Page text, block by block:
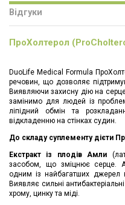
Відгуки
ПроХолтерол
DuoLife Medical Formula
речовин, що дозволяє
Виявляючи захисну дію на
замінимо для людей із
ліпідний обмін та
відкладенню на стінках судин.
До складу суплементу дієти
Екстракт із плодів Амли
засобом, що зміцнює серце.
одним із найбагатших джерел
Виявляє сильні
хрому, цинку та міді.